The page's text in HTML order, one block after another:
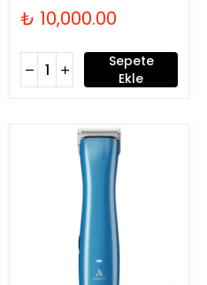
₺ 10,000.00
Sepete
Ekle